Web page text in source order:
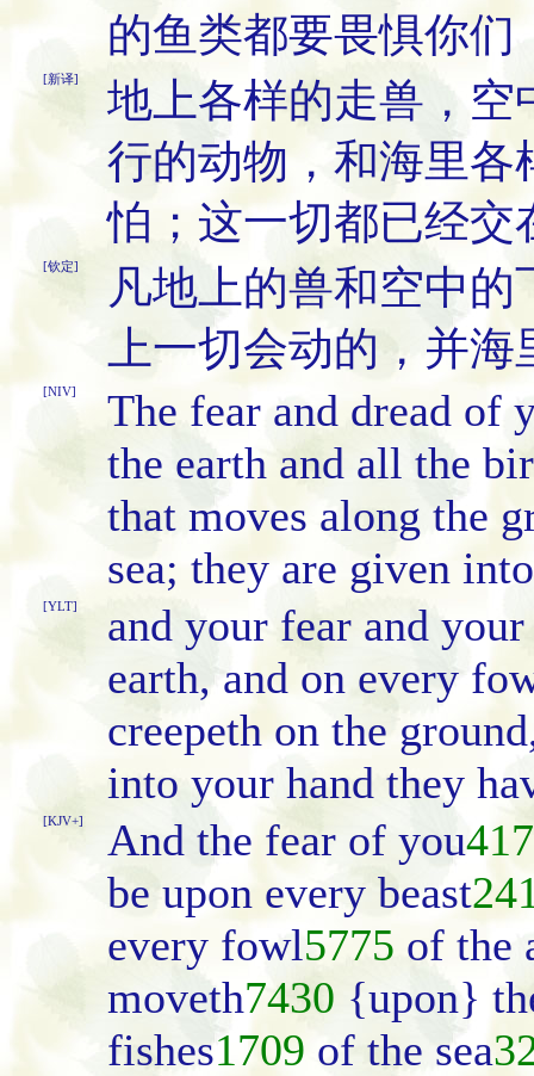
的鱼类都要畏惧你们
[新译]
地上各样的走兽，空
行的动物，和海里各
怕；这一切都已经交
[钦定]
凡地上的兽和空中
上一切会动的，并
[NIV]
The fear and dread of
the earth and all the
that moves along the
sea; they are given
[YLT]
and your fear and
earth, and on every
creepeth on the
into your hand they
[KJV+] And the fear of you
be upon every beast
every fowl5775 of the
moveth7430 {upon}
fishes1709 of the sea